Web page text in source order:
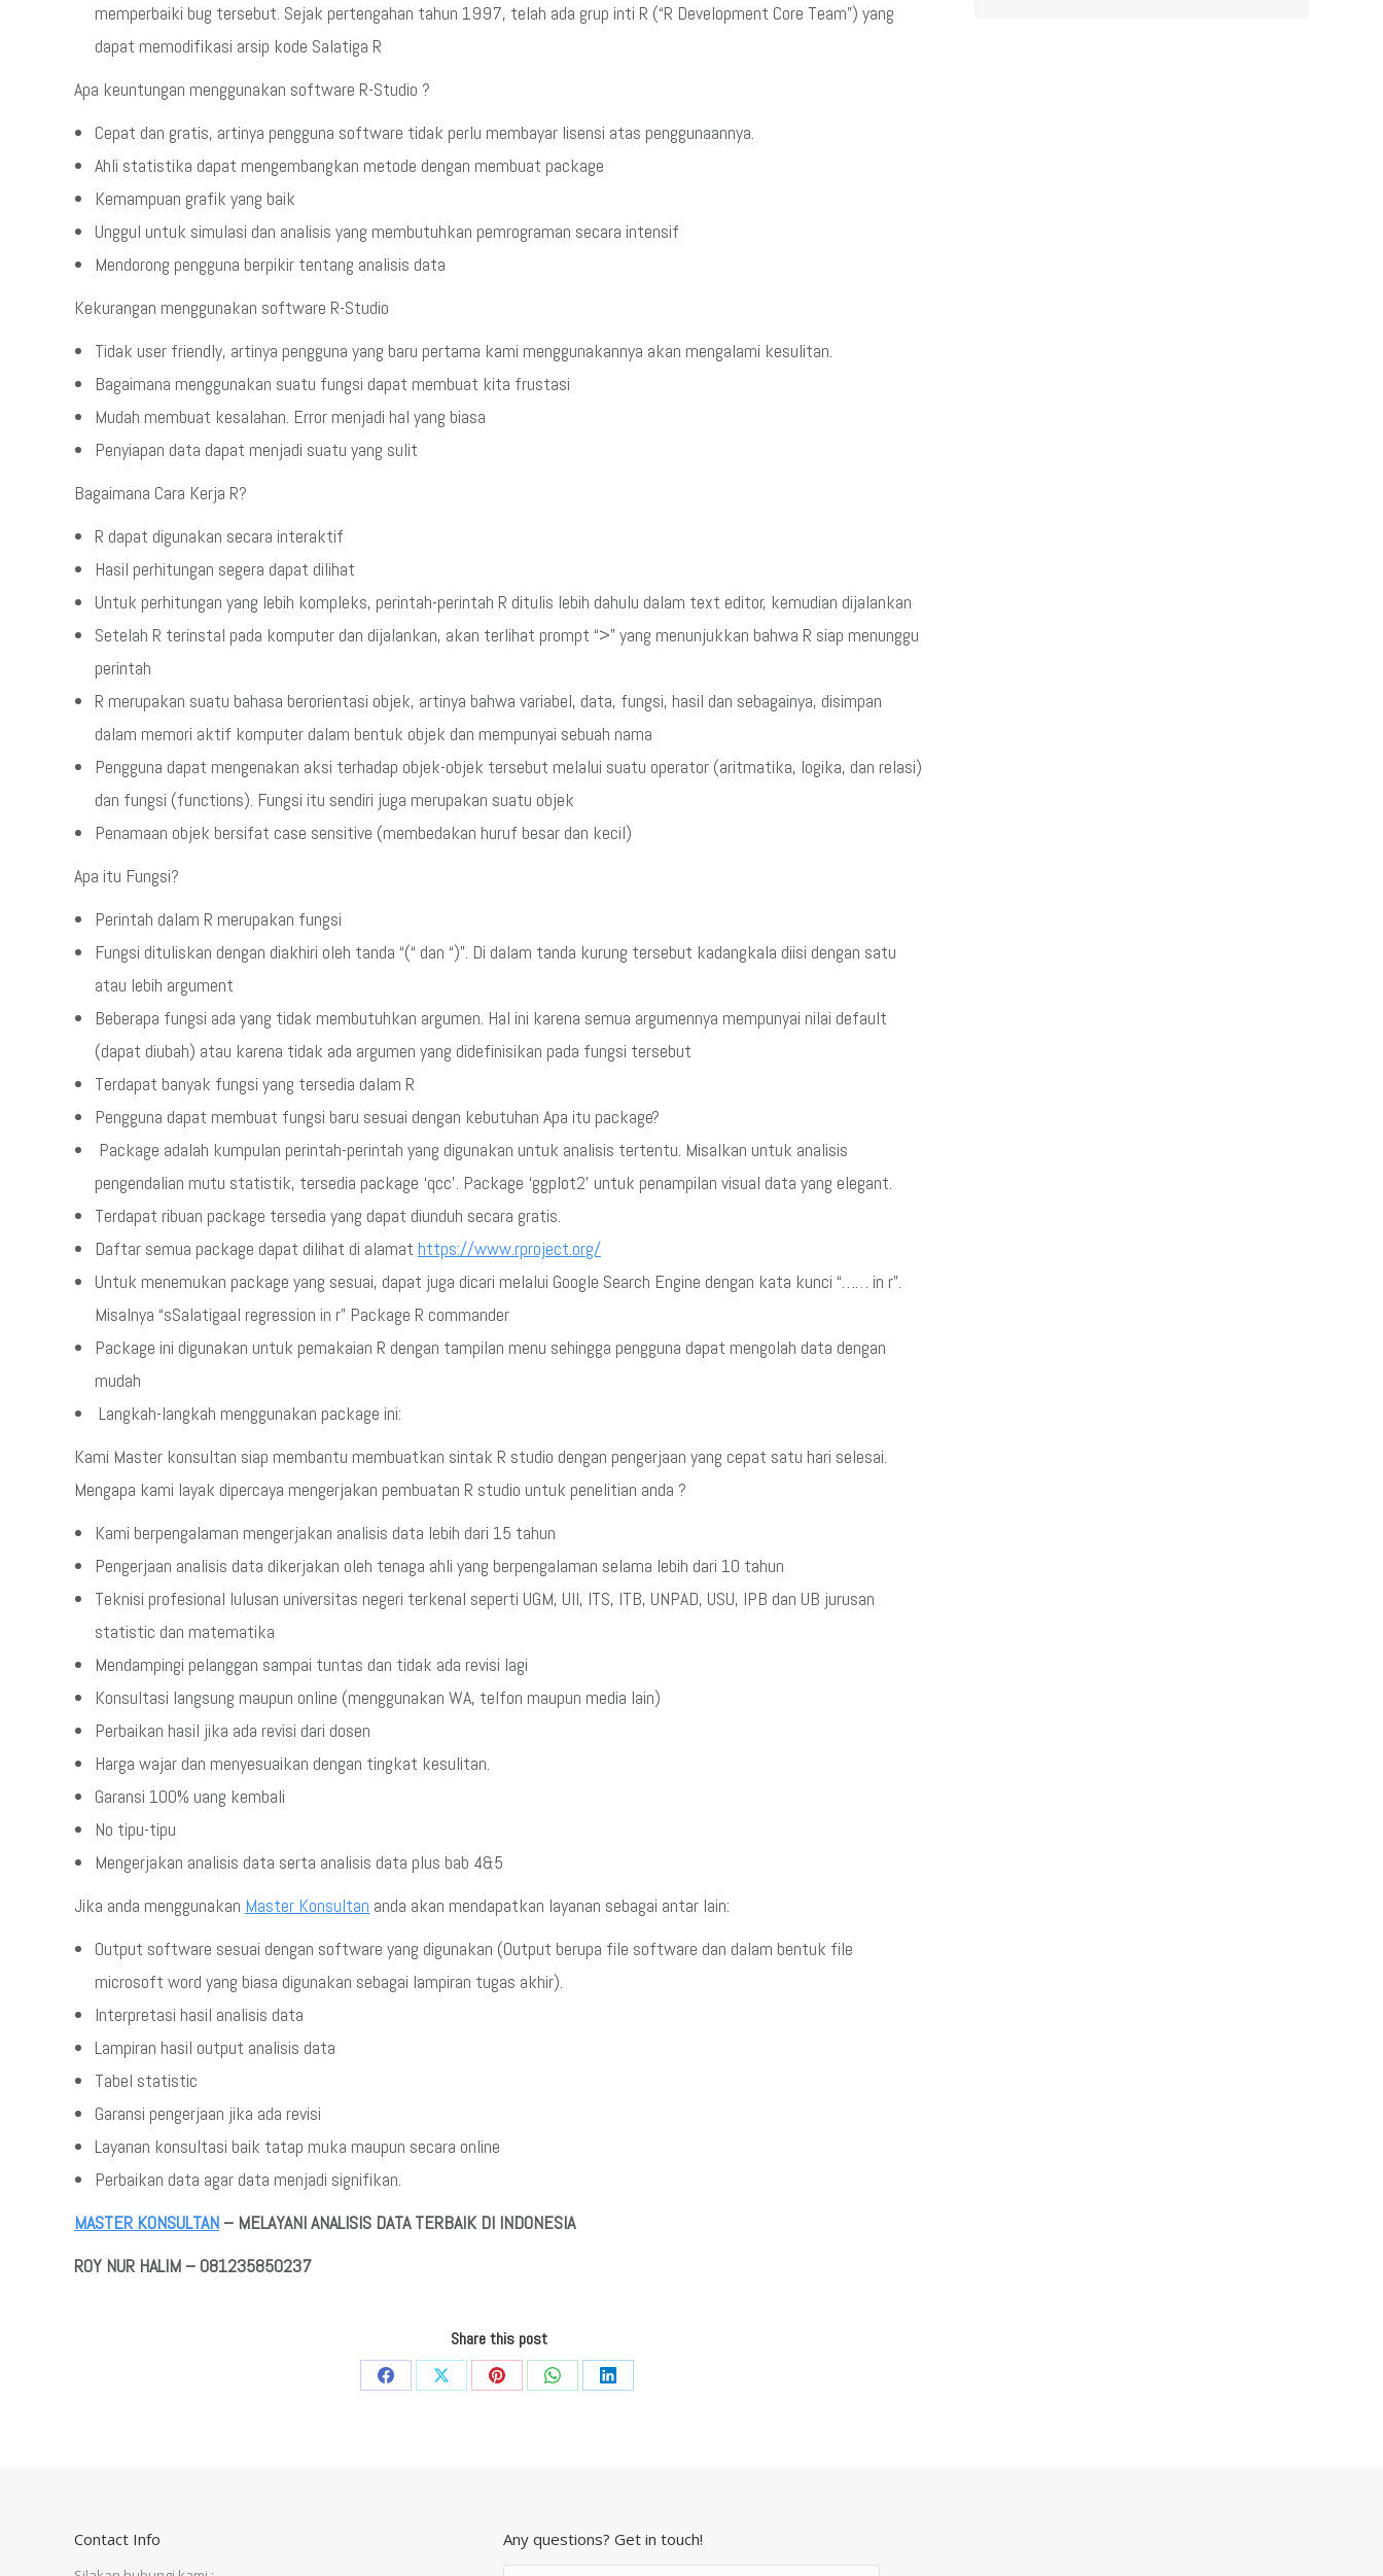
memperbaiki bug tersebut. Sejak pertengahan tahun 1997, telah ada grup inti R (“R Development Core Team”) yang
dapat memodifikasi arsip kode Salatiga R
Apa keuntungan menggunakan software R-Studio ?
Cepat dan gratis, artinya pengguna software tidak perlu membayar lisensi atas penggunaannya.
Ahli statistika dapat mengembangkan metode dengan membuat package
Kemampuan grafik yang baik
Unggul untuk simulasi dan analisis yang membutuhkan pemrograman secara intensif
Mendorong pengguna berpikir tentang analisis data
Kekurangan menggunakan software R-Studio
Tidak user friendly, artinya pengguna yang baru pertama kami menggunakannya akan mengalami kesulitan.
Bagaimana menggunakan suatu fungsi dapat membuat kita frustasi
Mudah membuat kesalahan. Error menjadi hal yang biasa
Penyiapan data dapat menjadi suatu yang sulit
Bagaimana Cara Kerja R?
R dapat digunakan secara interaktif
Hasil perhitungan segera dapat dilihat
Untuk perhitungan yang lebih kompleks, perintah-perintah R ditulis lebih dahulu dalam text editor, kemudian dijalankan
Setelah R terinstal pada komputer dan dijalankan, akan terlihat prompt “>” yang menunjukkan bahwa R siap menunggu
perintah
R merupakan suatu bahasa berorientasi objek, artinya bahwa variabel, data, fungsi, hasil dan sebagainya, disimpan
dalam memori aktif komputer dalam bentuk objek dan mempunyai sebuah nama
Pengguna dapat mengenakan aksi terhadap objek-objek tersebut melalui suatu operator (aritmatika, logika, dan relasi)
dan fungsi (functions). Fungsi itu sendiri juga merupakan suatu objek
Penamaan objek bersifat case sensitive (membedakan huruf besar dan kecil)
Apa itu Fungsi?
Perintah dalam R merupakan fungsi
Fungsi dituliskan dengan diakhiri oleh tanda “(“ dan “)”. Di dalam tanda kurung tersebut kadangkala diisi dengan satu
atau lebih argument
Beberapa fungsi ada yang tidak membutuhkan argumen. Hal ini karena semua argumennya mempunyai nilai default
(dapat diubah) atau karena tidak ada argumen yang didefinisikan pada fungsi tersebut
Terdapat banyak fungsi yang tersedia dalam R
Pengguna dapat membuat fungsi baru sesuai dengan kebutuhan Apa itu package?
Package adalah kumpulan perintah-perintah yang digunakan untuk analisis tertentu. Misalkan untuk analisis
pengendalian mutu statistik, tersedia package ‘qcc’. Package ‘ggplot2’ untuk penampilan visual data yang elegant.
Terdapat ribuan package tersedia yang dapat diunduh secara gratis.
Daftar semua package dapat dilihat di alamat https://www.rproject.org/
Untuk menemukan package yang sesuai, dapat juga dicari melalui Google Search Engine dengan kata kunci “…… in r”.
Misalnya “sSalatigaal regression in r” Package R commander
Package ini digunakan untuk pemakaian R dengan tampilan menu sehingga pengguna dapat mengolah data dengan
mudah
Langkah-langkah menggunakan package ini:
Kami Master konsultan siap membantu membuatkan sintak R studio dengan pengerjaan yang cepat satu hari selesai.
Mengapa kami layak dipercaya mengerjakan pembuatan R studio untuk penelitian anda ?
Kami berpengalaman mengerjakan analisis data lebih dari 15 tahun
Pengerjaan analisis data dikerjakan oleh tenaga ahli yang berpengalaman selama lebih dari 10 tahun
Teknisi profesional lulusan universitas negeri terkenal seperti UGM, UII, ITS, ITB, UNPAD, USU, IPB dan UB jurusan
statistic dan matematika
Mendampingi pelanggan sampai tuntas dan tidak ada revisi lagi
Konsultasi langsung maupun online (menggunakan WA, telfon maupun media lain)
Perbaikan hasil jika ada revisi dari dosen
Harga wajar dan menyesuaikan dengan tingkat kesulitan.
Garansi 100% uang kembali
No tipu-tipu
Mengerjakan analisis data serta analisis data plus bab 4&5
Jika anda menggunakan Master Konsultan anda akan mendapatkan layanan sebagai antar lain:
Output software sesuai dengan software yang digunakan (Output berupa file software dan dalam bentuk file
microsoft word yang biasa digunakan sebagai lampiran tugas akhir).
Interpretasi hasil analisis data
Lampiran hasil output analisis data
Tabel statistic
Garansi pengerjaan jika ada revisi
Layanan konsultasi baik tatap muka maupun secara online
Perbaikan data agar data menjadi signifikan.
MASTER KONSULTAN – MELAYANI ANALISIS DATA TERBAIK DI INDONESIA
ROY NUR HALIM – 081235850237
Share this post
Share
Share
Share
Share
Share
Contact Info Any questions? Get in touch!